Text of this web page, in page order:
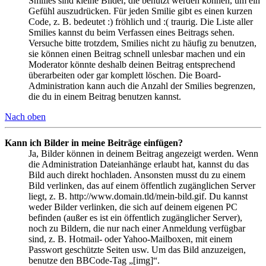
Gefühl auszudrücken. Für jeden Smilie gibt es einen kurzen
Code, z. B. bedeutet :) fröhlich und :( traurig. Die Liste aller
Smilies kannst du beim Verfassen eines Beitrags sehen.
Versuche bitte trotzdem, Smilies nicht zu häufig zu benutzen,
sie können einen Beitrag schnell unlesbar machen und ein
Moderator könnte deshalb deinen Beitrag entsprechend
überarbeiten oder gar komplett löschen. Die Board-
Administration kann auch die Anzahl der Smilies begrenzen,
die du in einem Beitrag benutzen kannst.
Nach oben
Kann ich Bilder in meine Beiträge einfügen?
Ja, Bilder können in deinem Beitrag angezeigt werden. Wenn
die Administration Dateianhänge erlaubt hat, kannst du das
Bild auch direkt hochladen. Ansonsten musst du zu einem
Bild verlinken, das auf einem öffentlich zugänglichen Server
liegt, z. B. http://www.domain.tld/mein-bild.gif. Du kannst
weder Bilder verlinken, die sich auf deinem eigenen PC
befinden (außer es ist ein öffentlich zugänglicher Server),
noch zu Bildern, die nur nach einer Anmeldung verfügbar
sind, z. B. Hotmail- oder Yahoo-Mailboxen, mit einem
Passwort geschützte Seiten usw. Um das Bild anzuzeigen,
benutze den BBCode-Tag „[img]“.